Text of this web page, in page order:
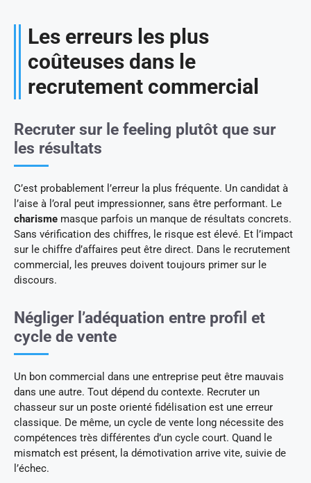
Les erreurs les plus
coûteuses dans le
recrutement commercial
Recruter sur le feeling plutôt que sur
les résultats
C’est probablement l’erreur la plus fréquente. Un candidat à
l’aise à l’oral peut impressionner, sans être performant. Le
charisme masque parfois un manque de résultats concrets.
Sans vérification des chiffres, le risque est élevé. Et l’impact
sur le chiffre d’affaires peut être direct. Dans le recrutement
commercial, les preuves doivent toujours primer sur le
discours.
Négliger l’adéquation entre profil et
cycle de vente
Un bon commercial dans une entreprise peut être mauvais
dans une autre. Tout dépend du contexte. Recruter un
chasseur sur un poste orienté fidélisation est une erreur
classique. De même, un cycle de vente long nécessite des
compétences très différentes d’un cycle court. Quand le
mismatch est présent, la démotivation arrive vite, suivie de
l’échec.